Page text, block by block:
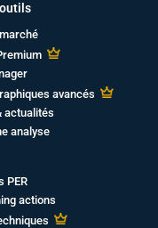
avancés
actualités
analyse
PER
actions